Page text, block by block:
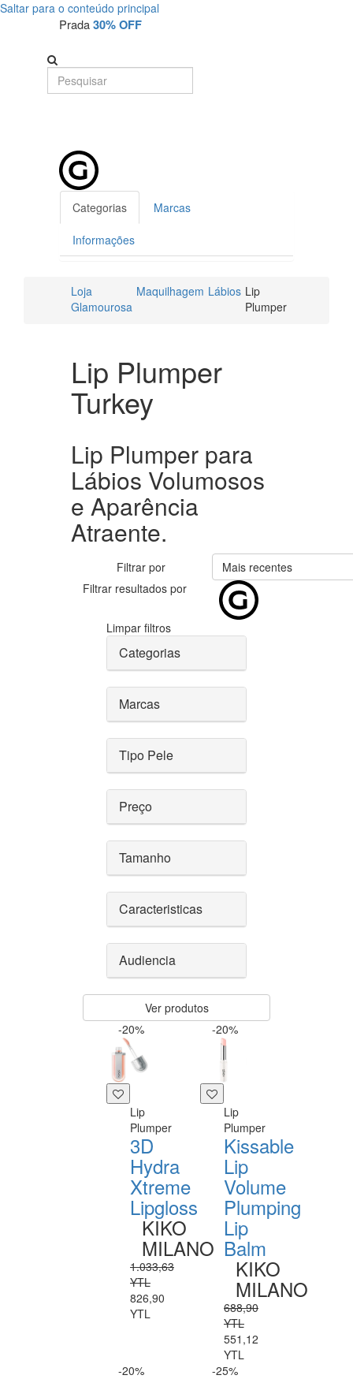
Saltar para o conteúdo principal
Prada30% OFF
Categorias Marcas
Informações
Loja
Glamourosa
Maquilhagem Lábios Lip
Plumper
Lip Plumper
Turkey
Lip Plumper para
Lábios Volumosos
e Aparência
Atraente.
Filtrar por
Mais recentes
Filtrar resultados por
Limpar filtros
Categorias
Marcas
Tipo Pele
Preço
Tamanho
Caracteristicas
Audiencia
Ver produtos
-20%
Lip
Plumper
3D
Hydra
Xtreme
Lipgloss
KIKO
MILANO
1.033,63
YTL
826,90
YTL
-20%
Lip
Plumper
Kissable
Lip
Volume
Plumping
Lip
Balm
KIKO
MILANO
688,90
YTL
551,12
YTL
-20%
-25%